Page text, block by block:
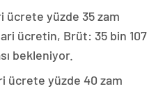
ücrete yüzde 35 zam
ücretin, Brüt: 35 bin 107
bekleniyor.
ücrete yüzde 40 zam